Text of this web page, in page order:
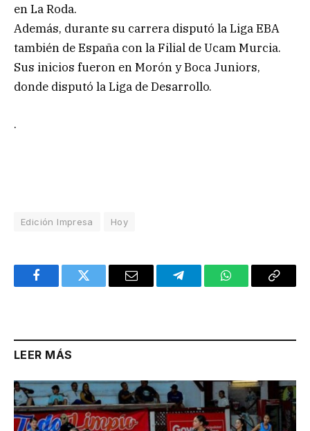
en La Roda.
Además, durante su carrera disputó la Liga EBA
también de España con la Filial de Ucam Murcia.
Sus inicios fueron en Morón y Boca Juniors,
donde disputó la Liga de Desarrollo.
.
Edición Impresa Hoy
FacebookTwitter Email TelegramWhatsAppCopy
LEER MÁS